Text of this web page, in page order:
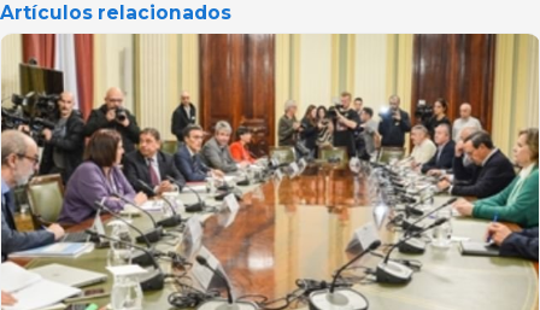
Artículos relacionados